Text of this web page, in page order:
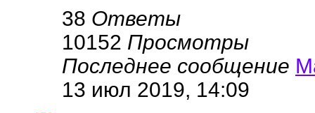
38 Ответы
10152 Просмотры
Последнее сообщение
13 июл 2019, 14:09